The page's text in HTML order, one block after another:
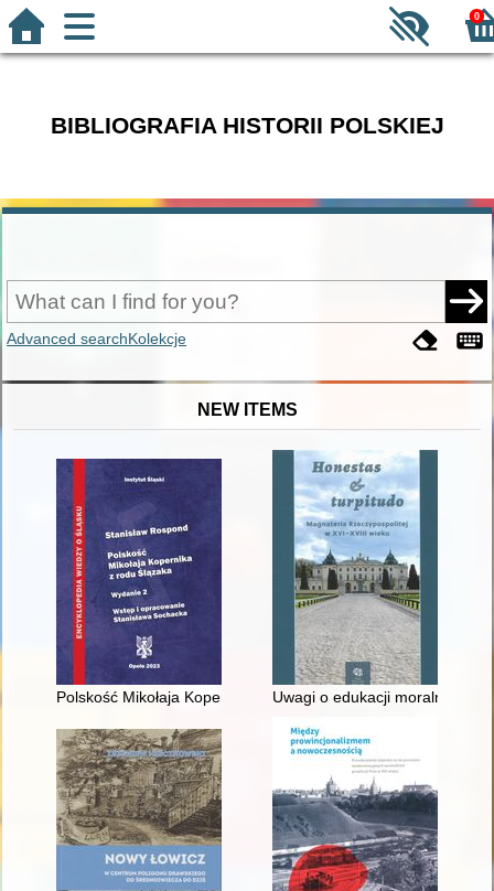
0
BIBLIOGRAFIA HISTORII POLSKIEJ
Advanced searchKolekcje
NEW ITEMS
Polskość Mikołaja Kopernika z rodu ŚlązakaUwagi o edukacji moralnej